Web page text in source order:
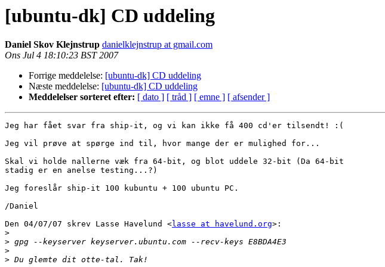
[ubuntu-dk] CD uddeling
Daniel Skov Klejnstrup danielklejnstrup at gmail.com
Ons Jul 4 18:10:23 BST 2007
Forrige meddelelse: [ubuntu-dk] CD uddeling
Næste meddelelse: [ubuntu-dk] CD uddeling
Meddelelser sorteret efter: [ dato ] [ tråd ] [ emne ] [ afsender ]
Jeg har fået svar fra ship-it, og vi kan ikke få 400 cd'er tilsendt! :(
Jeg vil prøve at spørge ind til, hvor mange der er mulighed for...
Skal vi holde nallerne væk fra 64-bit, og blot uddele 32-bit (Da 64-bit
stadig er en anelse testing...?)
Jeg foreslår ship-it 100 kubuntu + 100 ubuntu PC.
/Daniel
Den 04/07/07 skrev Lasse Havelund <lasse at havelund.org>:
>
>
>
>